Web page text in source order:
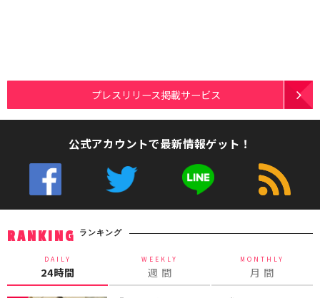
プレスリリース掲載サービス
公式アカウントで最新情報ゲット！
RANKING ランキング
DAILY
24時間
WEEKLY
週 間
MONTHLY
月 間